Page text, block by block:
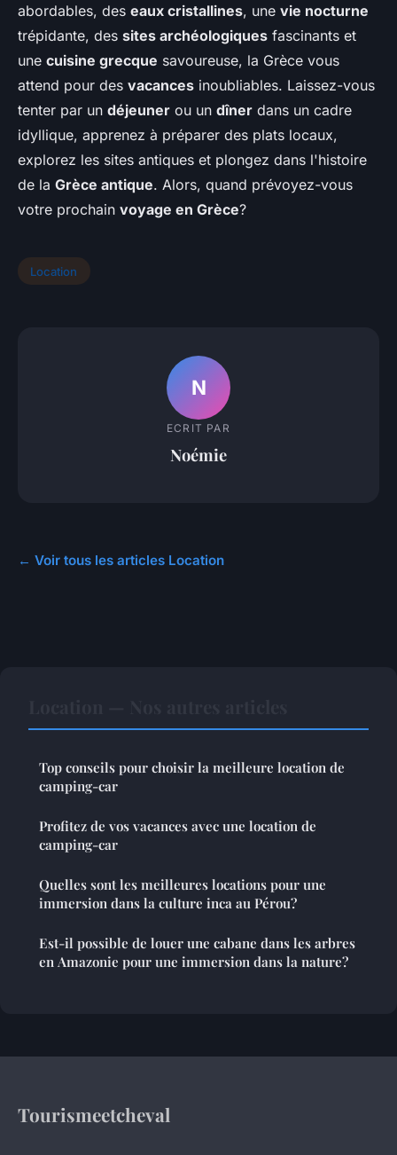
abordables, des eaux cristallines, une vie nocturne
trépidante, des sites archéologiques fascinants et
une cuisine grecque savoureuse, la Grèce vous
attend pour des vacances inoubliables. Laissez-vous
tenter par un déjeuner ou un dîner dans un cadre
idyllique, apprenez à préparer des plats locaux,
explorez les sites antiques et plongez dans l'histoire
de la Grèce antique. Alors, quand prévoyez-vous
votre prochain voyage en Grèce?
Location
N
ECRIT PAR
Noémie
← Voir tous les articles Location
Top conseils pour choisir la meilleure location de
camping-car
Profitez de vos vacances avec une location de
camping-car
Quelles sont les meilleures locations pour une
immersion dans la culture inca au Pérou?
Est-il possible de louer une cabane dans les arbres
en Amazonie pour une immersion dans la nature?
Tourismeetcheval